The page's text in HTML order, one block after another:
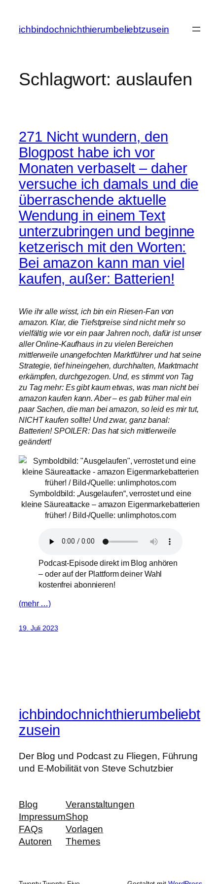
springen
ichbindochnichthierumbeliebtzusein
Schlagwort: auslaufen
271 Nicht wundern, den
Blogpost habe ich vor
Monaten verbaselt – daher
versuche ich damals und die
überraschende aktuelle
Wendung in einem Text
unterzubringen und beginne
ketzerisch mit den Worten:
Bei amazon kann man viel
kaufen, außer: Batterien!
Wie ihr alle wisst, ich bin ein Riesen-Fan von
amazon. Klar, die Tiefstpreise sind nicht mehr so
vielfältig wie vor ein paar Jahren noch, dafür ist unser
aller Online-Kaufhaus in zu vielen Bereichen
mittlerweile unangefochten Marktführer und hat seine
Strategie, tief hineingehen, durchhalten, Marktmacht
erkämpfen, durchgezogen. Und, es stimmt von Tag
zu Tag mehr: Es gibt kaum etwas, was man nicht bei
amazon kaufen kann. Aber – es gab früher mal ein
paar Sachen, die man bei amazon, so leid es mir tut,
NICHT kaufen sollte! Und zwar, ganz banal:
Batterien! SPOILER: Das hat sich mittlerweile
geändert!
Symboldbild: „Ausgelaufen“, verrostet und eine
kleine Säureattacke – amazon Eigenmarkebatterien
früher! / Bild-/Quelle: unlimphotos.com
Podcast-Episode direkt im Blog anhören
– oder auf der Plattform deiner Wahl
kostenfrei abonnieren!
(mehr …)
19. Juli 2023
ichbindochnichthierumbeliebt
zusein
Der Blog und Podcast zu Fliegen, Führung
und E-Mobilität von Steve Schutzbier
Blog
Impressum
FAQs
Autoren
Veranstaltungen
Shop
Vorlagen
Themes